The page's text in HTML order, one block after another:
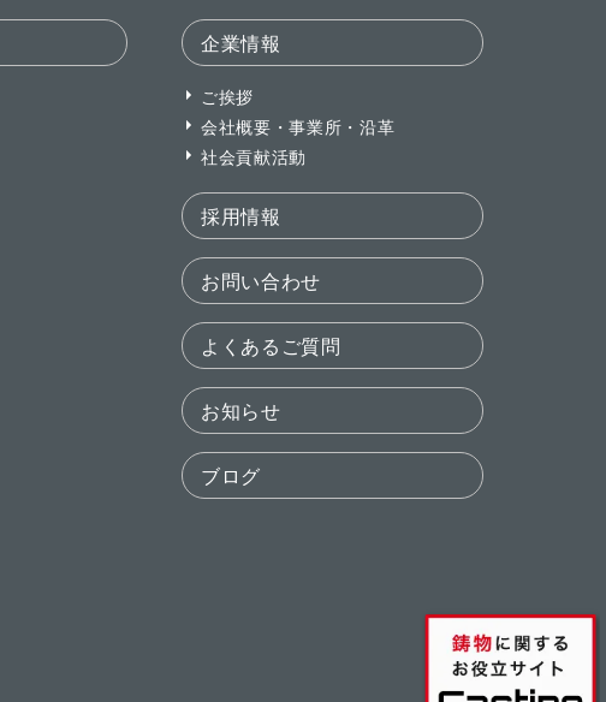
企業情報
ご挨拶
会社概要・事業所・沿革
社会貢献活動
採用情報
お問い合わせ
よくあるご質問
お知らせ
ブログ